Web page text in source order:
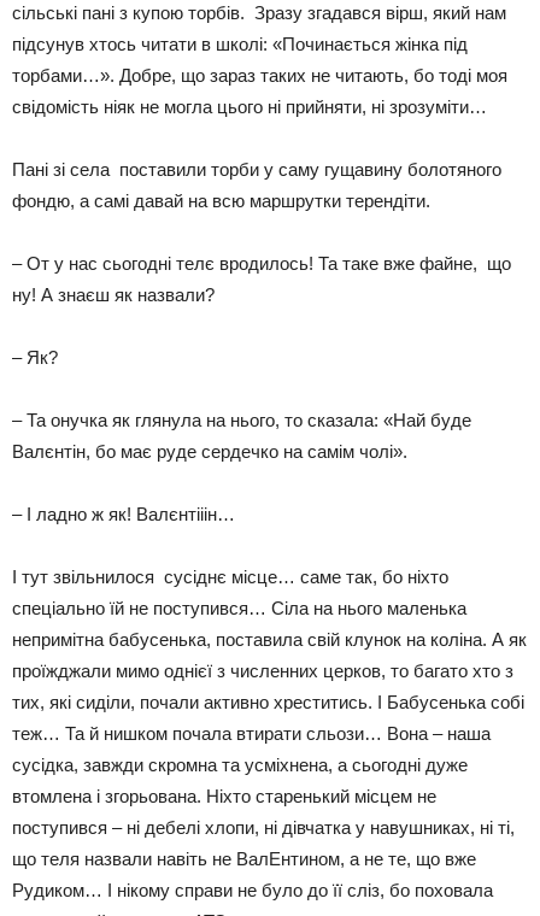
сільські пані з купою торбів. Зразу згадався вірш, який нам
підсунув хтось читати в школі: «Починається жінка під
торбами…». Добре, що зараз таких не читають, бо тоді моя
свідомість ніяк не могла цього ні прийняти, ні зрозуміти…
Пані зі села поставили торби у саму гущавину болотяного
фондю, а самі давай на всю маршрутки терендіти.
– От у нас сьогодні телє вродилось! Та таке вже файне, що
ну! А знаєш як назвали?
– Як?
– Та онучка як глянула на нього, то сказала: «Най буде
Валєнтін, бо має руде сердечко на самім чолі».
– І ладно ж як! Валєнтііін…
І тут звільнилося сусіднє місце… саме так, бо ніхто
спеціально їй не поступився… Сіла на нього маленька
непримітна бабусенька, поставила свій клунок на коліна. А як
проїжджали мимо однієї з численних церков, то багато хто з
тих, які сиділи, почали активно хреститись. І Бабусенька собі
теж… Та й нишком почала втирати сльози… Вона – наша
сусідка, завжди скромна та усміхнена, а сьогодні дуже
втомлена і згорьована. Ніхто старенький місцем не
поступився – ні дебелі хлопи, ні дівчатка у навушниках, ні ті,
що теля назвали навіть не ВалЕнтином, а не те, що вже
Рудиком… І нікому справи не було до її сліз, бо поховала